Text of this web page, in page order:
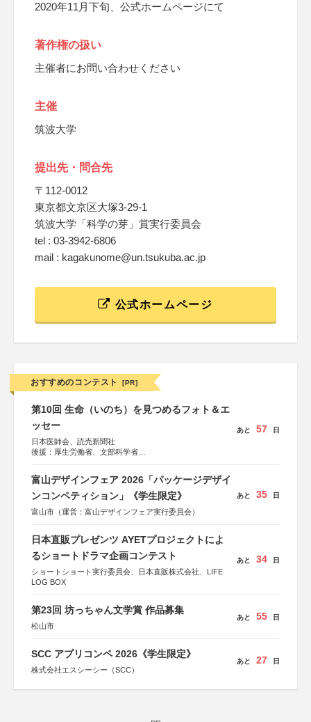
2020年11月下旬、公式ホームページにて
著作権の扱い
主催者にお問い合わせください
主催
筑波大学
提出先・問合先
〒112-0012
東京都文京区大塚3-29-1
筑波大学「科学の芽」賞実行委員会
tel : 03-3942-6806
mail : kagakunome@un.tsukuba.ac.jp
公式ホームページ
おすすめのコンテスト [PR]
第10回 生命（いのち）を見つめるフォト＆エ
ッセー
日本医師会、読売新聞社
後援：厚生労働省、文部科学省
しん生命保険株式会社
あと 57 日
富山デザインフェア 2026「パッケージデザイ
ンコンペティション」《学生限定》
富山市（運営：富山デザインフェア実行委員会）
あと 35 日
日本直販プレゼンツ AYETプロジェクトによ
るショートドラマ企画コンテスト
ショートショート実行委員会、日本直販株式会社、LIFE
LOG BOX
あと 34 日
第23回 坊っちゃん文学賞 作品募集
松山市
あと 55 日
SCC アプリコンペ 2026《学生限定》
株式会社エスシーシー（SCC）
あと 27 日